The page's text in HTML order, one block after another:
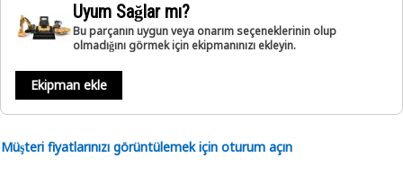
Uyum Sağlar mı?
Bu parçanın uygun veya onarım seçeneklerinin olup
olmadığını görmek için ekipmanınızı ekleyin.
Ekipman ekle
Müşteri fiyatlarınızı görüntülemek için oturum açın